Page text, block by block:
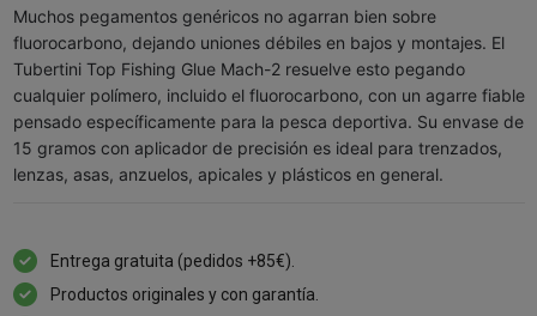
Muchos pegamentos genéricos no agarran bien sobre
fluorocarbono, dejando uniones débiles en bajos y montajes. El
Tubertini Top Fishing Glue Mach-2 resuelve esto pegando
cualquier polímero, incluido el fluorocarbono, con un agarre fiable
pensado específicamente para la pesca deportiva. Su envase de
15 gramos con aplicador de precisión es ideal para trenzados,
lenzas, asas, anzuelos, apicales y plásticos en general.
Entrega gratuita (pedidos +85€).
Productos originales y con garantía.